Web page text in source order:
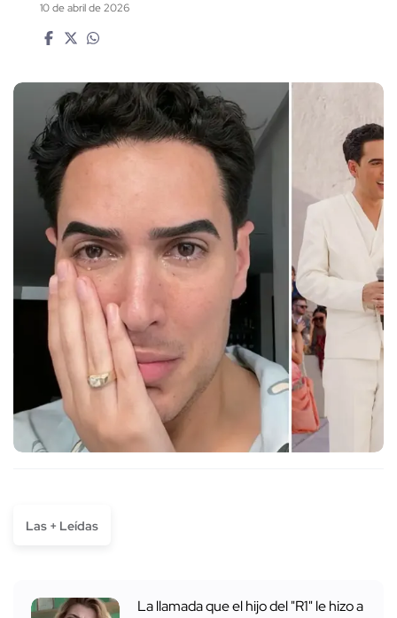
10 de abril de 2026
Las + Leídas
La llamada que el hijo del "R1" le hizo a